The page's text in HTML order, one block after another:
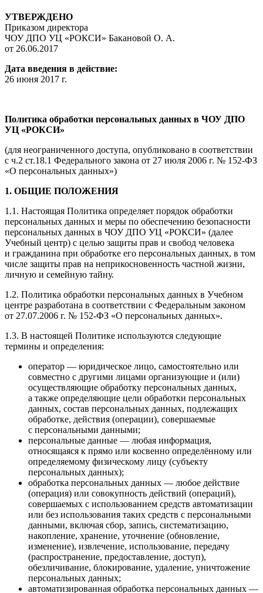
УТВЕРЖДЕНО
Приказом директора
ЧОУ ДПО УЦ «РОКСИ» Бакановой О. А.
от 26.06.2017
Дата введения в действие:
26 июня 2017 г.
Политика обработки персональных данных в ЧОУ ДПО
УЦ «РОКСИ»
(для неограниченного доступа, опубликовано в соответствии
с ч.2 ст.18.1 Федерального закона от 27 июля 2006 г. № 152-ФЗ
«О персональных данных»)
1. ОБЩИЕ ПОЛОЖЕНИЯ
1.1. Настоящая Политика определяет порядок обработки
персональных данных и меры по обеспечению безопасности
персональных данных в ЧОУ ДПО УЦ «РОКСИ» (далее
Учебный центр) с целью защиты прав и свобод человека
и гражданина при обработке его персональных данных, в том
числе защиты прав на неприкосновенность частной жизни,
личную и семейную тайну.
1.2. Политика обработки персональных данных в Учебном
центре разработана в соответствии с Федеральным законом
от 27.07.2006 г. № 152-ФЗ «О персональных данных».
1.3. В настоящей Политике используются следующие
термины и определения:
оператор — юридическое лицо, самостоятельно или
совместно с другими лицами организующие и (или)
осуществляющие обработку персональных данных,
а также определяющие цели обработки персональных
данных, состав персональных данных, подлежащих
обработке, действия (операции), совершаемые
с персональными данными;
персональные данные — любая информация,
относящаяся к прямо или косвенно определённому или
определяемому физическому лицу (субъекту
персональных данных);
обработка персональных данных — любое действие
(операция) или совокупность действий (операций),
совершаемых с использованием средств автоматизации
или без использования таких средств с персональными
данными, включая сбор, запись, систематизацию,
накопление, хранение, уточнение (обновление,
изменение), извлечение, использование, передачу
(распространение, предоставление, доступ),
обезличивание, блокирование, удаление, уничтожение
персональных данных;
автоматизированная обработка персональных данных —